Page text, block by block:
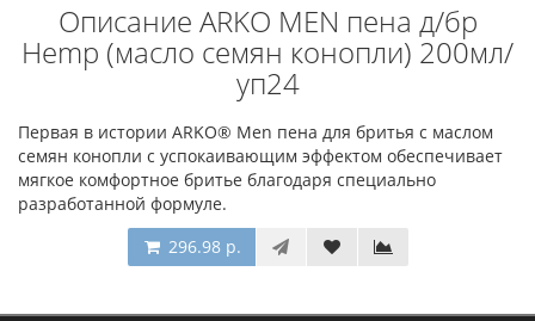
Описание ARKO MEN пена д/бр
Hemp (масло семян конопли) 200мл/
уп24
Первая в истории ARKO® Men пена для бритья с маслом
семян конопли с успокаивающим эффектом обеспечивает
мягкое комфортное бритье благодаря специально
разработанной формуле.
296.98 р.